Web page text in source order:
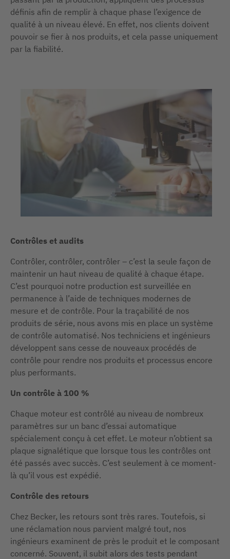
définis afin de remplir à chaque phase l’exigence de
qualité à un niveau élevé. En effet, nos clients doivent
pouvoir se fier à nos produits, et cela passe uniquement
par la fiabilité.
Contrôles et audits
Contrôler, contrôler, contrôler – c’est la seule façon de
maintenir un haut niveau de qualité à chaque étape.
C’est pourquoi notre production est surveillée en
permanence à l’aide de techniques modernes de
mesure et de contrôle. Pour la traçabilité de nos
produits de série, nous avons mis en place un système
de contrôle automatisé. Nos techniciens et ingénieurs
développent sans cesse de nouveaux procédés de
contrôle pour rendre nos produits et processus encore
plus performants.
Un contrôle à 100 %
Chaque moteur est contrôlé au niveau de nombreux
paramètres sur un banc d’essai automatique
spécialement conçu à cet effet. Le moteur n’obtient sa
plaque signalétique que lorsque tous les contrôles ont
été passés avec succès. C’est seulement à ce moment-
là qu’il vous est expédié.
Contrôle des retours
Chez Becker, les retours sont très rares. Toutefois, si
une réclamation nous parvient malgré tout, nos
ingénieurs examinent de près le produit et le composant
concerné. Souvent, il subit alors des tests pendant